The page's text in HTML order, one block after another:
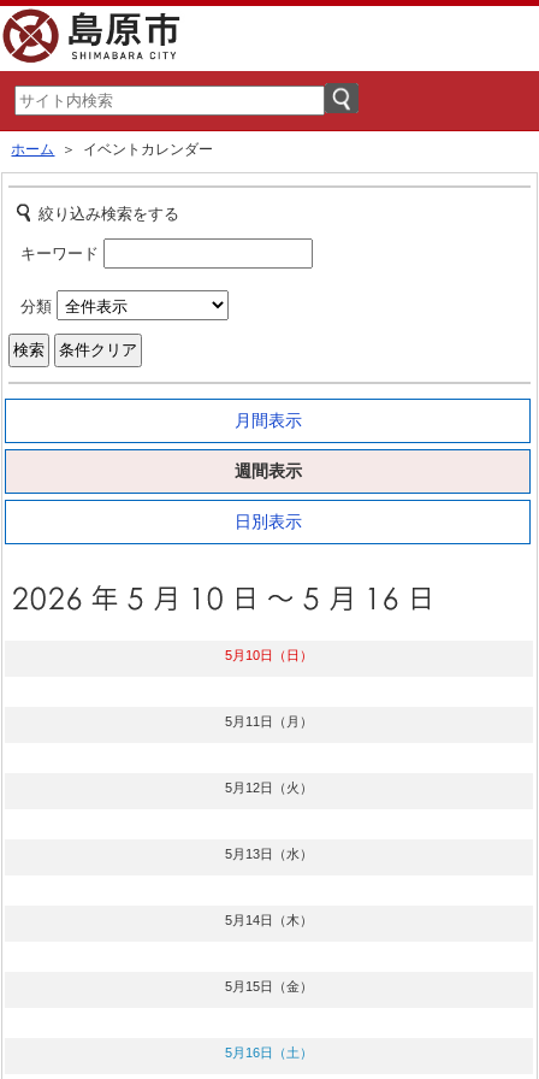
ホーム ＞ イベントカレンダー
絞り込み検索をする
キーワード
分類
月間表示
週間表示
日別表示
5月10日（日）
5月11日（月）
5月12日（火）
5月13日（水）
5月14日（木）
5月15日（金）
5月16日（土）